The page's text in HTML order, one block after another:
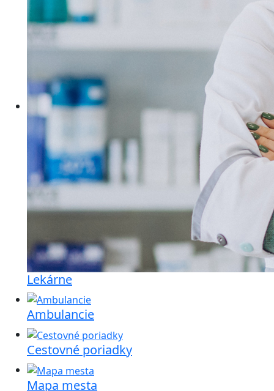
Lekárne
Ambulancie
Cestovné poriadky
Mapa mesta